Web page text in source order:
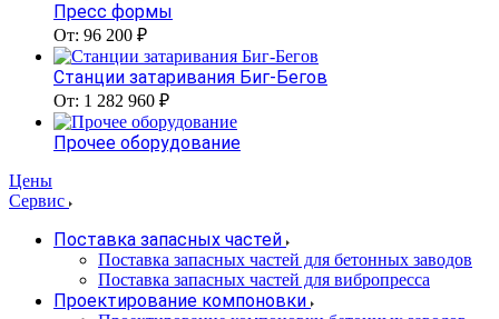
Пресс формы
От: 96 200 ₽
Станции затаривания Биг-Бегов
От: 1 282 960 ₽
Прочее оборудование
Цены
Сервис
Поставка запасных частей
Поставка запасных частей для бетонных заводов
Поставка запасных частей для вибропресса
Проектирование компоновки